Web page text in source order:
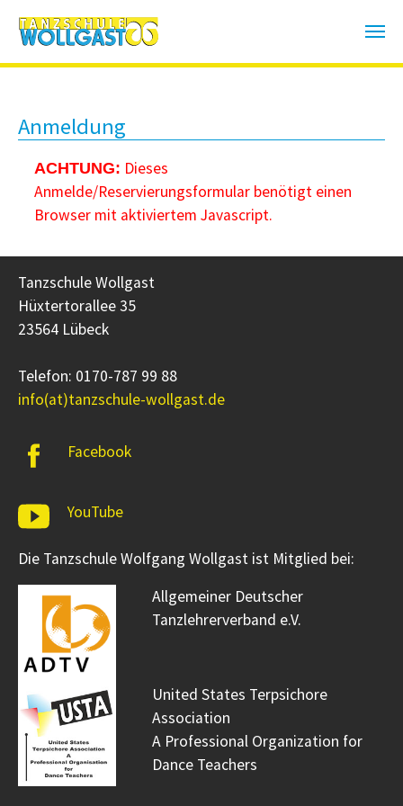
Zum Hauptinhalt springen
Anmeldung
ACHTUNG: Dieses
Anmelde/Reservierungsformular benötigt einen
Browser mit aktiviertem Javascript.
Tanzschule Wollgast
Hüxtertorallee 35
23564 Lübeck
Telefon: 0170-787 99 88
info(at)tanzschule-wollgast.de
Facebook
YouTube
Die Tanzschule Wolfgang Wollgast ist Mitglied bei:
Allgemeiner Deutscher
Tanzlehrerverband e.V.
United States Terpsichore
Association
A Professional Organization for
Dance Teachers